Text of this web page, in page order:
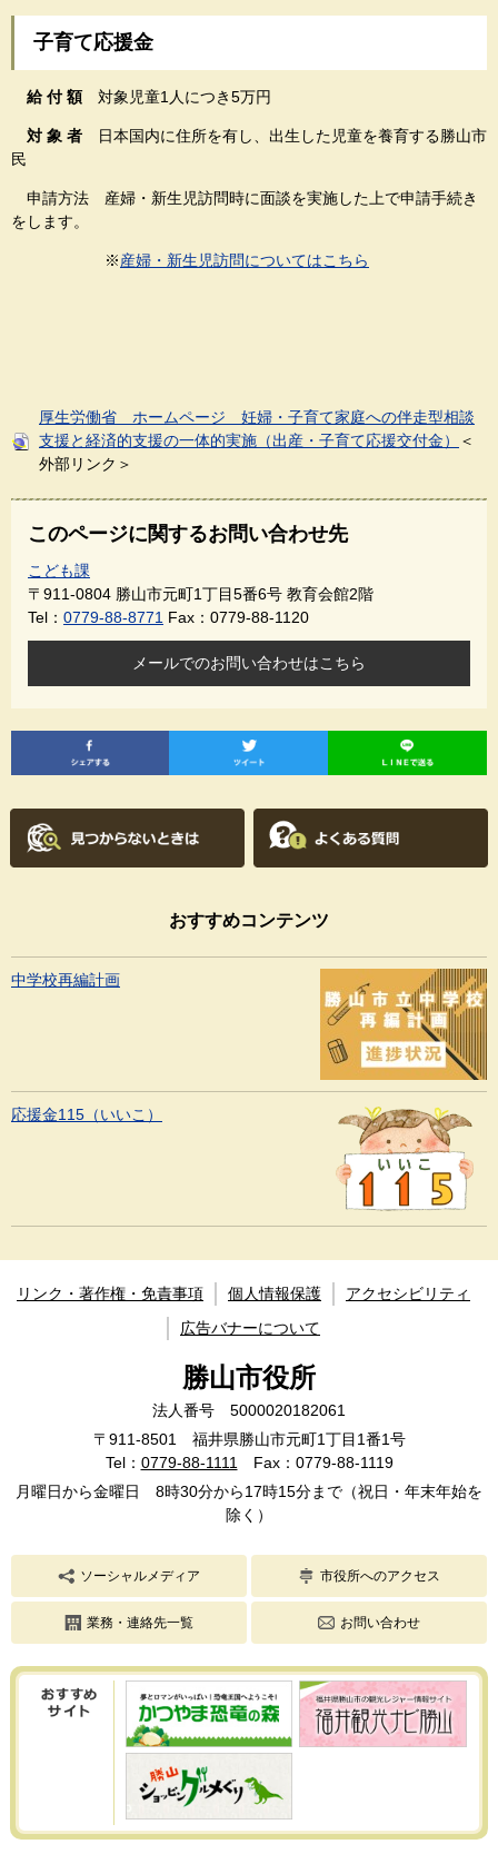
子育て応援金
給 付 額対象児童1人につき5万円
対 象 者 日本国内に住所を有し、出生した児童を養育する勝山市
民
申請方法 産婦・新生児訪問時に面談を実施した上で申請手続き
をします。
※産婦・新生児訪問についてはこちら
厚生労働省 ホームページ 妊婦・子育て家庭への伴走型相談
支援と経済的支援の一体的実施（出産・子育て応援交付金）
＜
外部リンク＞
このページに関するお問い合わせ先
こども課
〒911-0804 勝山市元町1丁目5番6号 教育会館2階
Tel： 0779-88-8771 Fax：0779-88-1120
メールでのお問い合わせはこちら
おすすめコンテンツ
中学校再編計画
応援金115（いいこ）
リンク・著作権・免責事項 個人情報保護
アクセシビリティ
広告バナーについて
勝山市役所
法人番号 5000020182061
〒911-8501 福井県勝山市元町1丁目1番1号
Tel： 0779-88-1111
Fax：0779-88-1119
月曜日から金曜日 8時30分から17時15分まで（祝日・年末年始を
除く）
ソーシャルメディア 市役所へのアクセス
業務・連絡先一覧 お問い合わせ